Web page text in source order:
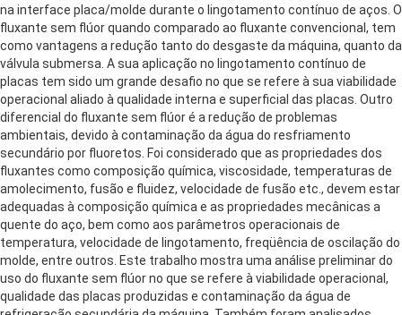
na interface placa/molde durante o lingotamento contínuo de aços. O
fluxante sem flúor quando comparado ao fluxante convencional, tem
como vantagens a redução tanto do desgaste da máquina, quanto da
válvula submersa. A sua aplicação no lingotamento contínuo de
placas tem sido um grande desafio no que se refere à sua viabilidade
operacional aliado à qualidade interna e superficial das placas. Outro
diferencial do fluxante sem flúor é a redução de problemas
ambientais, devido à contaminação da água do resfriamento
secundário por fluoretos. Foi considerado que as propriedades dos
fluxantes como composição química, viscosidade, temperaturas de
amolecimento, fusão e fluidez, velocidade de fusão etc., devem estar
adequadas à composição química e as propriedades mecânicas a
quente do aço, bem como aos parâmetros operacionais de
temperatura, velocidade de lingotamento, freqüência de oscilação do
molde, entre outros. Este trabalho mostra uma análise preliminar do
uso do fluxante sem flúor no que se refere à viabilidade operacional,
qualidade das placas produzidas e contaminação da água de